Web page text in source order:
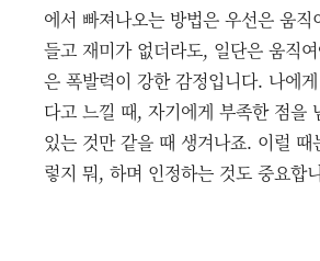
에서 빠져나오는 방법은 우선은 움직
들고 재미가 없더라도, 일단은 움직
은 폭발력이 강한 감정입니다. 나에
다고 느낄 때, 자기에게 부족한 점을
있는 것만 같을 때 생겨나죠. 이럴
렇지 뭐, 하며 인정하는 것도 중요합